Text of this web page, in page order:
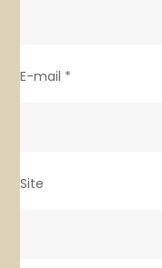
E-mail *
Site